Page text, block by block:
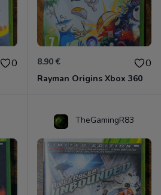
0 8.90 € 0
Rayman Origins Xbox 360
TheGamingR83